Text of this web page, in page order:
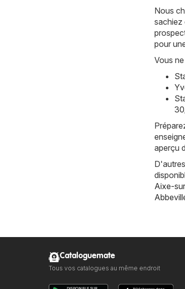
Nous
sachiez
pour
Vous
aperçu
Aixe-
Cataloguemate
Tous vos catalogues au même endroit